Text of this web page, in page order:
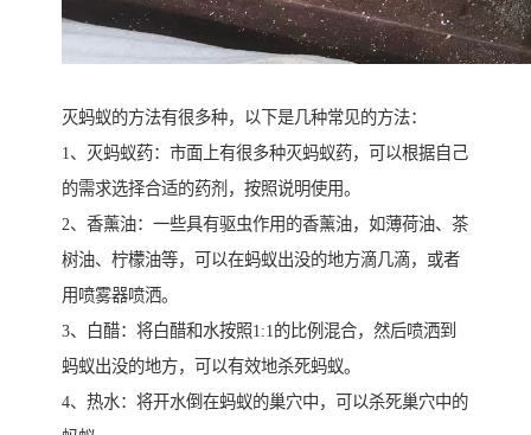
灭蚂蚁的方法有很多种，以下是几种常见的方法：
1、灭蚂蚁药：市面上有很多种灭蚂蚁药，可以根据自己
的需求选择合适的药剂，按照说明使用。
2、香薰油：一些具有驱虫作用的香薰油，如薄荷油、茶
树油、柠檬油等，可以在蚂蚁出没的地方滴几滴，或者
用喷雾器喷洒。
3、白醋：将白醋和水按照1:1的比例混合，然后喷洒到
蚂蚁出没的地方，可以有效地杀死蚂蚁。
4、热水：将开水倒在蚂蚁的巢穴中，可以杀死巢穴中的